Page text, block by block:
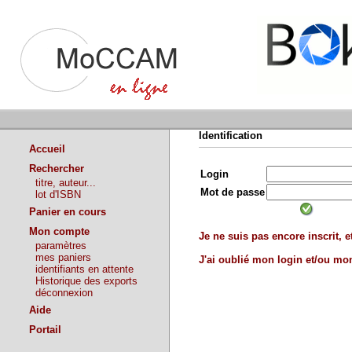
Accueil
Rechercher
titre, auteur...
lot d'ISBN
Panier en cours
Mon compte
paramètres
mes paniers
identifiants en attente
Historique des exports
déconnexion
Aide
Portail
Identification
Login
Mot de passe
Je ne suis pas encore inscrit,
J'ai oublié mon login et/ou